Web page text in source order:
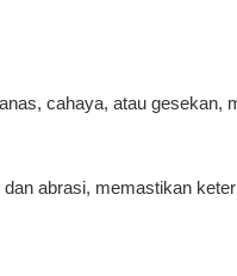
cahaya, atau gesekan,
abrasi, memastikan